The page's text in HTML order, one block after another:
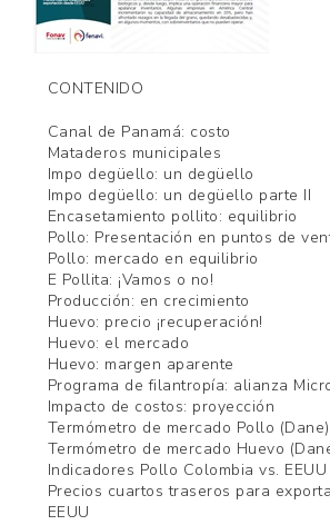
CONTENIDO
Canal de Panamá: costo
Mataderos municipales
Impo degüello: un degüello
Impo degüello: un degüello parte II
Encasetamiento pollito: equilibrio
Pollo: Presentación en puntos de
Pollo: mercado en equilibrio
E Pollita: ¡Vamos o no!
Producción: en crecimiento
Huevo: precio ¡recuperación!
Huevo: el mercado
Huevo: margen aparente
Programa de filantropía: alianza
Impacto de costos: proyección
Termómetro de mercado Pollo (Dane)
Termómetro de mercado Huevo
Indicadores Pollo Colombia vs. EEUU
Precios cuartos traseros para
EEUU